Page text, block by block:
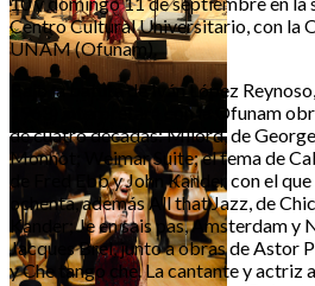
Centro Cultural Universitario, con la
UNAM (Ofunam).
Bajo la batuta de Iván López
1963) interpretará con la Ofunam
de cuatro décadas: Milord, de
Monnot; Weimar Suite; el tema de
de Fred Ebb y John Kander con el
ochenta, además All that Jazz, de
Kander; Je en sais pas, Amsterdam y
Jacques Brel, junto a obras de Astor
y Che tango che. La cantante y actriz